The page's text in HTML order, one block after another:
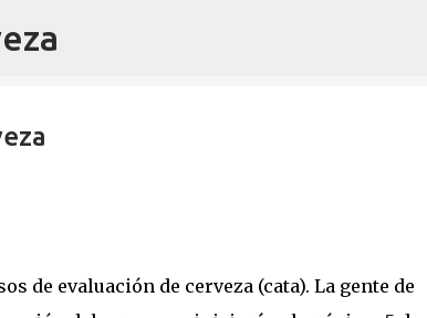
de evaluación de cerveza (cata). La gente de